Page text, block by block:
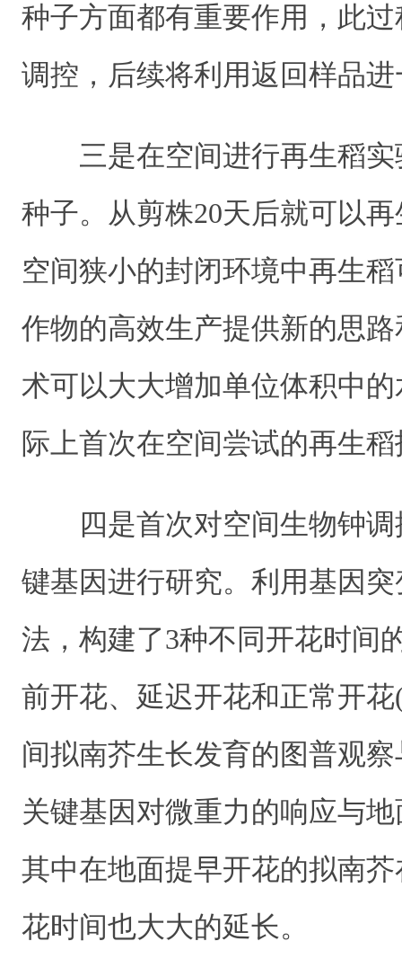
种子方面都有重要作用，此
调控，后续将利用返回样品
三是在空间进行再生稻实
种子。从剪株20天后就可以
空间狭小的封闭环境中再生
作物的高效生产提供新的思
术可以大大增加单位体积中
际上首次在空间尝试的再生
四是首次对空间生物钟调
键基因进行研究。利用基因
法，构建了3种不同开花时间
前开花、延迟开花和正常开
间拟南芥生长发育的图普观
关键基因对微重力的响应与
其中在地面提早开花的拟南
花时间也大大的延长。